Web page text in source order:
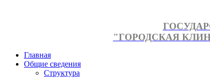
"ГОРОДСКАЯ
Главная
Общие сведения
Структура